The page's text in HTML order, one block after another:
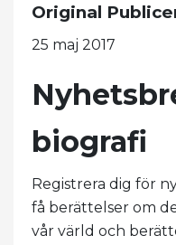
Original
25 maj 2017
biografi
Registrera dig för
få berättelser om
vår värld och